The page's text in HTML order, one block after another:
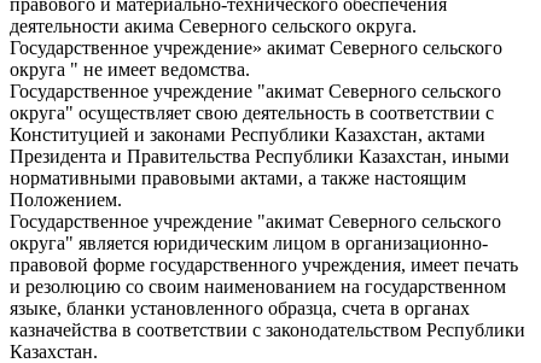
деятельности акима Северного сельского округа.
Государственное учреждение» акимат Северного сельского
округа " не имеет ведомства.
Государственное учреждение "акимат Северного сельского
округа" осуществляет свою деятельность в соответствии с
Конституцией и законами Республики Казахстан, актами
Президента и Правительства Республики Казахстан, иными
нормативными правовыми актами, а также настоящим
Положением.
Государственное учреждение "акимат Северного сельского
округа" является юридическим лицом в организационно-
правовой форме государственного учреждения, имеет печать
и резолюцию со своим наименованием на государственном
языке, бланки установленного образца, счета в органах
казначейства в соответствии с законодательством Республики
Казахстан.